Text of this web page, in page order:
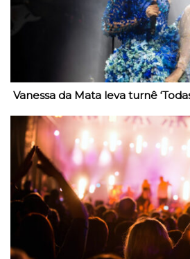
Vanessa da Mata leva turnê